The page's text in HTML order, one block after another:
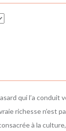
qui l’a conduit
richesse n’est
à la